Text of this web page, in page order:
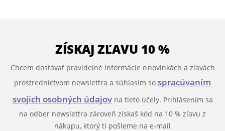
ZÍSKAJ ZĽAVU 10 %
Chcem dostávať pravidelné informácie o novinkách a zľavách
prostredníctvom newslettra a súhlasím so spracúvaním
svojich osobných údajovna tieto účely. Prihlásením sa
na odber newslettra zároveň získaš kód na 10 % zľavu z
nákupu, ktorý ti pošleme na e-mail